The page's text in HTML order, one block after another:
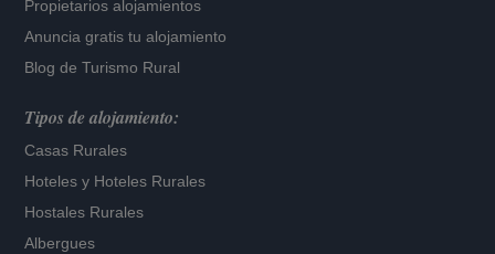
Propietarios alojamientos
Anuncia gratis tu alojamiento
Blog de Turismo Rural
Tipos de alojamiento:
Casas Rurales
Hoteles y Hoteles Rurales
Hostales Rurales
Albergues